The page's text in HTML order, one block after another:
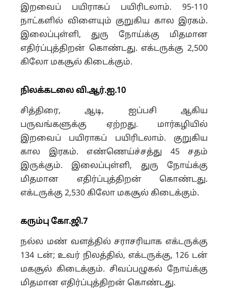
இறவைப் பயிராகப் பயிரிடலாம். 95-110
நாட்களில் விளையும் குறுகிய கால இரகம்.
இலைப்புள்ளி, துரு நோய்க்கு மிதமான
எதிர்ப்புத்திறன் கொண்டது. எக்டருக்கு 2,500
கிலோ மகசூல் கிடைக்கும்.
நிலக்கடலை வி.ஆர்.ஐ.10
சித்திரை, ஆடி, ஐப்பசி ஆகிய
பருவங்களுக்கு ஏற்றது. மார்கழியில்
இறவைப் பயிராகப் பயிரிடலாம். குறுகிய
கால இரகம். எண்ணெய்ச்சத்து 45 சதம்
இருக்கும். இலைப்புள்ளி, துரு நோய்க்கு
மிதமான எதிர்ப்புத்திறன் கொண்டது.
எக்டருக்கு 2,530 கிலோ மகசூல் கிடைக்கும்.
கரும்பு கோ.ஜி.7
நல்ல மண் வளத்தில் சராசரியாக எக்டருக்கு
134 டன்; உவர் நிலத்தில், எக்டருக்கு, 126 டன்
மகசூல் கிடைக்கும். சிவப்பழுகல் நோய்க்கு
மிதமான எதிர்ப்புத்திறன் கொண்டது.